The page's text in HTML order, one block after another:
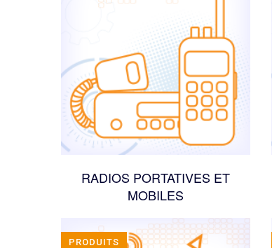
RADIOS PORTATIVES ET
MOBILES
PRODUITS